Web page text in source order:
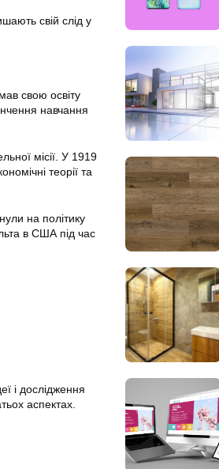
свій слід у
свою освіту
навчання
місії. У 1919
теорії та
на політику
в США під час
і дослідження
аспектах.